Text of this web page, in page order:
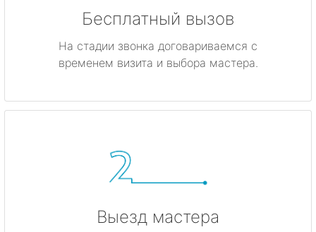
Бесплатный вызов
На стадии звонка договариваемся с
временем визита и выбора мастера.
Выезд мастера